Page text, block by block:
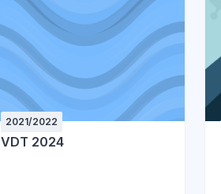
2021/2022
VDT 2024